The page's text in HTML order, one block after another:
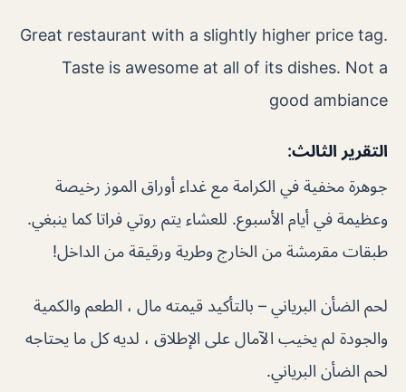
Great restaurant with a slightly higher price tag.
Taste is awesome at all of its dishes. Not a
good ambiance
التقرير الثالث:
جوهرة مخفية في الكرامة مع غداء أوراق الموز رخيصة
وعظيمة في أيام الأسبوع. للعشاء يتم روتي فراتا كما ينبغي.
طبقات مقرمشة من الخارج وطرية ورقيقة من الداخل!
لحم الضأن البرياني – بالتأكيد قيمته مال ، الطعم والكمية
والجودة لم يخيب الآمال على الإطلاق ، لديه كل ما يحتاجه
لحم الضأن البرياني.